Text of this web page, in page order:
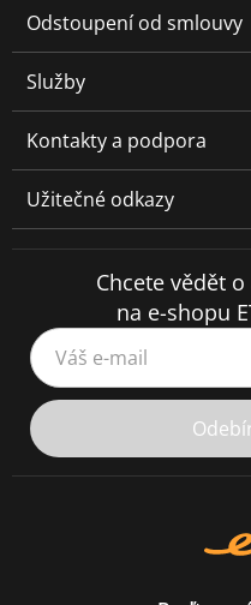
Odstoupení od smlouvy
Služby
Kontakty a podpora
Užitečné odkazy
Chcete vědět
na e-shopu
Váš e-mail